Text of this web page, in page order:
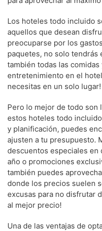
Los hoteles todo incluido
aquellos que desean
preocuparse por los
paquetes, no solo tendrás
también todas las
entretenimiento en el
necesitas en un solo lugar!
Pero lo mejor de todo son
estos hoteles todo
y planificación, puedes
ajusten a tu presupuesto.
descuentos especiales en
año o promociones
también puedes
donde los precios suelen
excusas para no disfrutar
al mejor precio!
Una de las ventajas de